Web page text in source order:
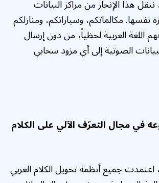
هذا الإنجاز من مراكز البيانات
نفسها. مكالماتكم، وسياراتكم، ومنازلكم
اللغة العربية لحظياً، من دون إرسال
الصوتية إلى أي مزود سحابي
في مجال التعرّف الآلي على الكلام
جميع أنظمة تحويل الكلام العربي